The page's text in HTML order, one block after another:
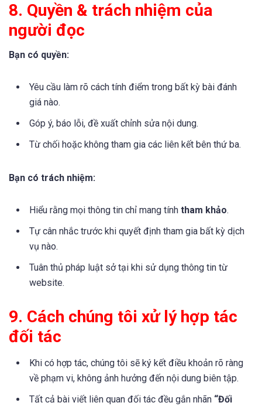
8. Quyền & trách nhiệm của
người đọc
Bạn có quyền:
Yêu cầu làm rõ cách tính điểm trong bất kỳ bài đánh
giá nào.
Góp ý, báo lỗi, đề xuất chỉnh sửa nội dung.
Từ chối hoặc không tham gia các liên kết bên thứ ba.
Bạn có trách nhiệm:
Hiểu rằng mọi thông tin chỉ mang tính tham khảo.
Tự cân nhắc trước khi quyết định tham gia bất kỳ dịch
vụ nào.
Tuân thủ pháp luật sở tại khi sử dụng thông tin từ
website.
9. Cách chúng tôi xử lý hợp tác
đối tác
Khi có hợp tác, chúng tôi sẽ ký kết điều khoản rõ ràng
về phạm vi, không ảnh hưởng đến nội dung biên tập.
Tất cả bài viết liên quan đối tác đều gắn nhãn “Đối